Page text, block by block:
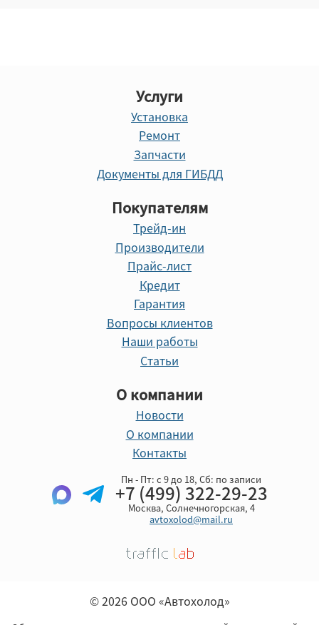
Услуги
Установка
Ремонт
Запчасти
Документы для ГИБДД
Покупателям
Трейд-ин
Производители
Прайс-лист
Кредит
Гарантия
Вопросы клиентов
Наши работы
Статьи
О компании
Новости
О компании
Контакты
Пн - Пт: с 9 до 18, Cб: по записи
+7 (499) 322-29-23
Москва, Солнечногорская, 4
avtoxolod@mail.ru
© 2026 ООО «Автохолод»